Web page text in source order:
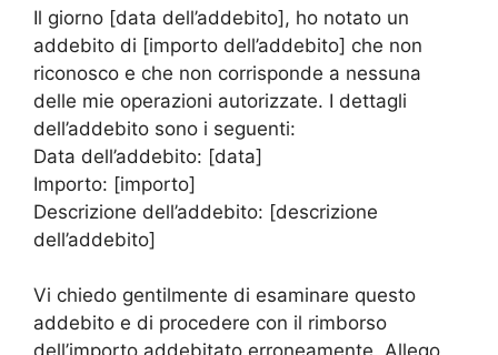
Il giorno [data dell’addebito], ho notato un
addebito di [importo dell’addebito] che non
riconosco e che non corrisponde a nessuna
delle mie operazioni autorizzate. I dettagli
dell’addebito sono i seguenti:
Data dell’addebito: [data]
Importo: [importo]
Descrizione dell’addebito: [descrizione
dell’addebito]
Vi chiedo gentilmente di esaminare questo
addebito e di procedere con il rimborso
dell’importo addebitato erroneamente. Allego